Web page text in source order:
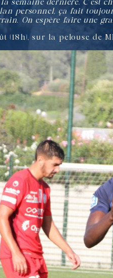
dernière. C’est
personnel, ça fait
On espère faire une
(18h), sur la pelouse de